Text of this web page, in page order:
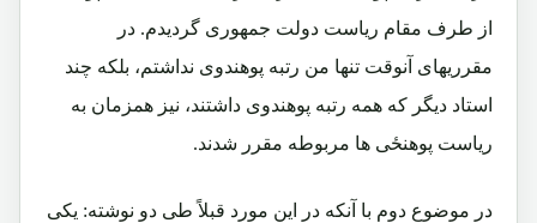
از طرف مقام ریاست دولت جمهوری گردیدم. در
مقرریهای آنوقت تنها من رتبه پوهندوی نداشتم، بلکه چند
استاد دیگر که همه رتبه پوهندوی داشتند، نیز همزمان به
ریاست پوهنځی ها مربوطه مقرر شدند.
در موضوع دوم با آنکه در این مورد قبلاً طی دو نوشته: یکی